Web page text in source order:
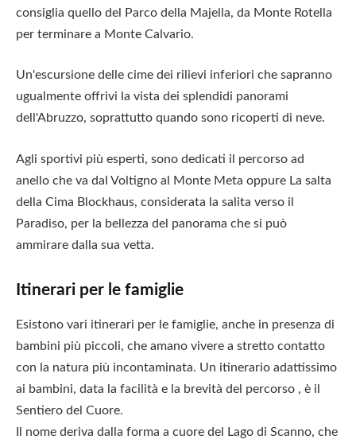
consiglia quello del Parco della Majella, da Monte Rotella
per terminare a Monte Calvario.
Un'escursione delle cime dei rilievi inferiori che sapranno
ugualmente offrivi la vista dei splendidi panorami
dell'Abruzzo, soprattutto quando sono ricoperti di neve.
Agli sportivi più esperti, sono dedicati il percorso ad
anello che va dal Voltigno al Monte Meta oppure La salta
della Cima Blockhaus, considerata la salita verso il
Paradiso, per la bellezza del panorama che si può
ammirare dalla sua vetta.
Itinerari per le famiglie
Esistono vari itinerari per le famiglie, anche in presenza di
bambini più piccoli, che amano vivere a stretto contatto
con la natura più incontaminata. Un itinerario adattissimo
ai bambini, data la facilità e la brevità del percorso , è il
Sentiero del Cuore.
Il nome deriva dalla forma a cuore del Lago di Scanno, che